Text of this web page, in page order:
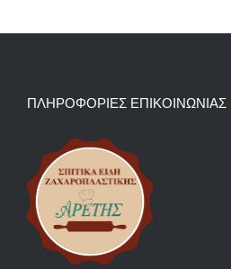
ΠΛΗΡΟΦΟΡΙΕΣ ΕΠΙΚΟΙΝΩΝΙΑΣ